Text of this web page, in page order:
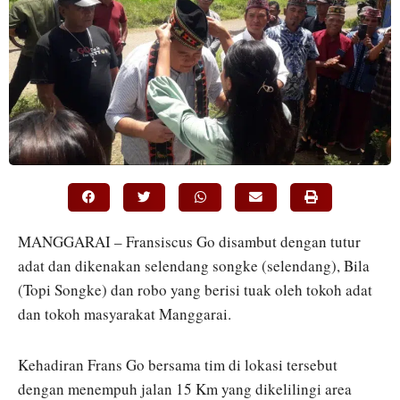
MANGGARAI – Fransiscus Go disambut dengan tutur
adat dan dikenakan selendang songke (selendang), Bila
(Topi Songke) dan robo yang berisi tuak oleh tokoh adat
dan tokoh masyarakat Manggarai.
Kehadiran Frans Go bersama tim di lokasi tersebut
dengan menempuh jalan 15 Km yang dikelilingi area